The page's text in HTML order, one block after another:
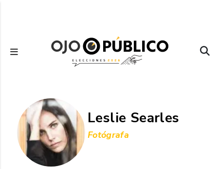
contenido
Leslie Searles
Fotógrafa